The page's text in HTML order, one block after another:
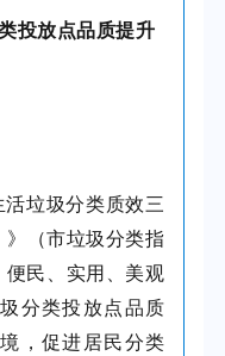
投放点品质提升
垃圾分类质效三
（市垃圾分类指
民、实用、美观
分类投放点品质
，促进居民分类